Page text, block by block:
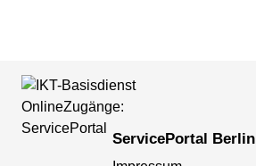
ServicePortal Berlin